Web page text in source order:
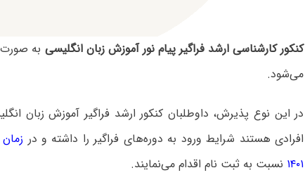
کنکور کارشناسی ارشد فراگیر پیام نور آموزش زبان انگلیسی به صورت
می‌شود.
در این نوع پذیرش، داوطلبان کنکور ارشد فراگیر آموزش زبان
افرادی هستند شرایط ورود به دوره‌های فراگیر را داشته و در
۱۴۰۱ نسبت به ثبت نام اقدام می‌نمایند.